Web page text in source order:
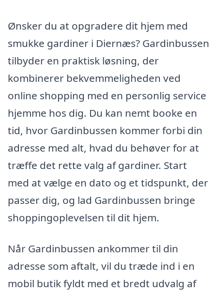
Ønsker du at opgradere dit hjem med
smukke gardiner i Diernæs? Gardinbussen
tilbyder en praktisk løsning, der
kombinerer bekvemmeligheden ved
online shopping med en personlig service
hjemme hos dig. Du kan nemt booke en
tid, hvor Gardinbussen kommer forbi din
adresse med alt, hvad du behøver for at
træffe det rette valg af gardiner. Start
med at vælge en dato og et tidspunkt, der
passer dig, og lad Gardinbussen bringe
shoppingoplevelsen til dit hjem.
Når Gardinbussen ankommer til din
adresse som aftalt, vil du træde ind i en
mobil butik fyldt med et bredt udvalg af